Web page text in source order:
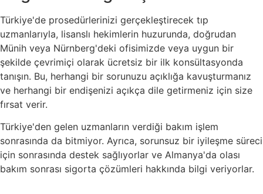
Türkiye'de prosedürlerinizi gerçekleştirecek tıp
uzmanlarıyla, lisanslı hekimlerin huzurunda, doğrudan
Münih veya Nürnberg'deki ofisimizde veya uygun bir
şekilde çevrimiçi olarak ücretsiz bir ilk konsültasyonda
tanışın. Bu, herhangi bir sorunuzu açıklığa kavuşturmanız
ve herhangi bir endişenizi açıkça dile getirmeniz için size
fırsat verir.
Türkiye'den gelen uzmanların verdiği bakım işlem
sonrasında da bitmiyor. Ayrıca, sorunsuz bir iyileşme süreci
için sonrasında destek sağlıyorlar ve Almanya'da olası
bakım sonrası sigorta çözümleri hakkında bilgi veriyorlar.